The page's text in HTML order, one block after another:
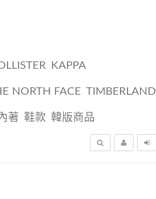
KAPPA
NORTH FACE TIMBERLAND
著 鞋款 韓版商品
搜尋